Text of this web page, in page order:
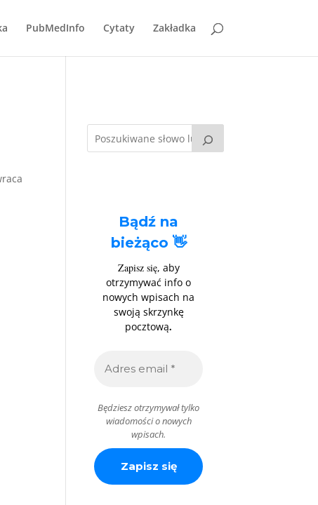
PubMedInfo Cytaty Zakładka
Bądź na
bieżąco 👋
Zapisz się, aby
otrzymywać info o
nowych wpisach na
swoją skrzynkę
pocztową.
Będziesz otrzymywał tylko
wiadomości o nowych
wpisach.